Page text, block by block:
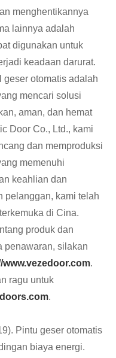
menghentikannya
lainnya adalah
digunakan untuk
keadaan darurat.
geser otomatis adalah
mencari solusi
aman, dan hemat
Door Co., Ltd., kami
dan memproduksi
memenuhi
keahlian dan
pelanggan, kami telah
di Cina.
produk dan
penawaran, silakan
www.vezedoor.com.
ragu untuk
.
Pintu geser otomatis
biaya energi.